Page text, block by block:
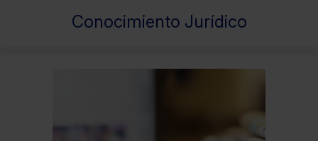
Conocimiento Jurídico